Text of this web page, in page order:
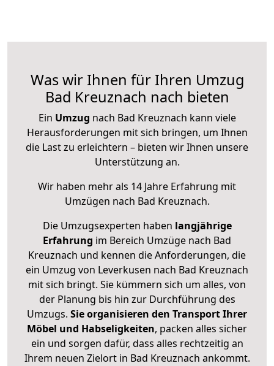
Was wir Ihnen für Ihren Umzug
Bad Kreuznach nach bieten
Ein Umzug nach Bad Kreuznach kann viele
Herausforderungen mit sich bringen, um Ihnen
die Last zu erleichtern – bieten wir Ihnen unsere
Unterstützung an.
Wir haben mehr als 14 Jahre Erfahrung mit
Umzügen nach Bad Kreuznach.
Die Umzugsexperten haben langjährige
Erfahrung im Bereich Umzüge nach Bad
Kreuznach und kennen die Anforderungen, die
ein Umzug von Leverkusen nach Bad Kreuznach
mit sich bringt. Sie kümmern sich um alles, von
der Planung bis hin zur Durchführung des
Umzugs. Sie organisieren den Transport Ihrer
Möbel und Habseligkeiten, packen alles sicher
ein und sorgen dafür, dass alles rechtzeitig an
Ihrem neuen Zielort in Bad Kreuznach ankommt.